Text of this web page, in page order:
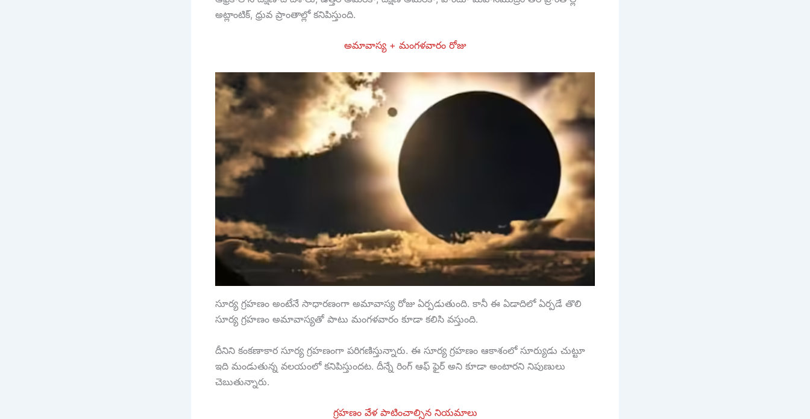
అట్లాంటిక్, ధ్రువ ప్రాంతాల్లో కనిపిస్తుంది.
అమావాస్య + మంగళవారం రోజు
సూర్య గ్రహణం అంటేనే సాధారణంగా అమావాస్య రోజు ఏర్పడుతుంది. కానీ ఈ ఏడాదిలో ఏర్పడే తొలి
సూర్య గ్రహణం అమావాస్యతో పాటు మంగళవారం కూడా కలిసి వస్తుంది.
దీనిని కంకణాకార సూర్య గ్రహణంగా పరిగణిస్తున్నారు. ఈ సూర్య గ్రహణం ఆకాశంలో సూర్యుడు చుట్టూ
ఇది మండుతున్న వలయంలో కనిపిస్తుందట. దీన్నే రింగ్ ఆఫ్ ఫైర్ అని కూడా అంటారని నిపుణులు
చెబుతున్నారు.
గ్రహణం వేళ పాటించాల్సిన నియమాలు